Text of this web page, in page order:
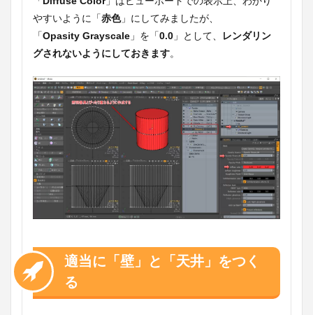
やすいように「赤色」にしてみましたが、
「Opasity Grayscale 」を「0.0 」として、
レンダリン
グされないようにしておきます。
適当に「壁」と「天井」をつく
る